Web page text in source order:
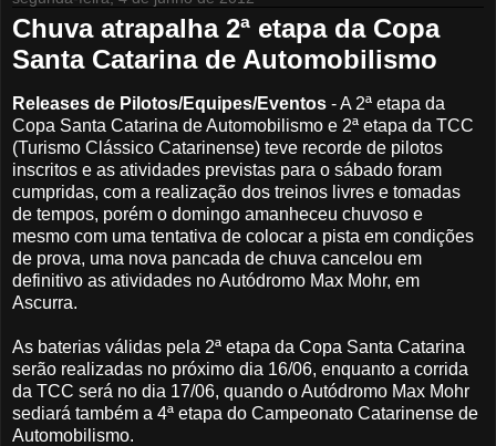
Chuva atrapalha 2ª etapa da Copa
Santa Catarina de Automobilismo
Releases de Pilotos/Equipes/Eventos - A 2ª etapa da
Copa Santa Catarina de Automobilismo e 2ª etapa da TCC
(Turismo Clássico Catarinense) teve recorde de pilotos
inscritos e as atividades previstas para o sábado foram
cumpridas, com a realização dos treinos livres e tomadas
de tempos, porém o domingo amanheceu chuvoso e
mesmo com uma tentativa de colocar a pista em condições
de prova, uma nova pancada de chuva cancelou em
definitivo as atividades no Autódromo Max Mohr, em
Ascurra.
As baterias válidas pela 2ª etapa da Copa Santa Catarina
serão realizadas no próximo dia 16/06, enquanto a corrida
da TCC será no dia 17/06, quando o Autódromo Max Mohr
sediará também a 4ª etapa do Campeonato Catarinense de
Automobilismo.